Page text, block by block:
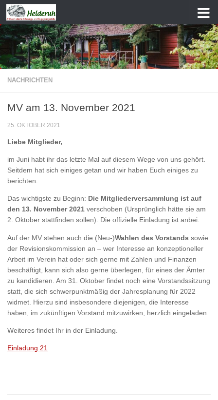
Zum Inhalt springen
NACHRICHTEN
MV am 13. November 2021
25. OKTOBER 2021
Liebe Mitglieder,
im Juni habt ihr das letzte Mal auf diesem Wege von uns gehört.
Seitdem hat sich einiges getan und wir haben Euch einiges zu
berichten.
Das wichtigste zu Beginn: Die Mitgliederversammlung ist auf
den 13. November 2021 verschoben (Ursprünglich hätte sie am
2. Oktober stattfinden sollen). Die offizielle Einladung ist anbei.
Auf der MV stehen auch die (Neu-)Wahlen des Vorstands sowie
der Revisionskommission an – wer Interesse an konzeptioneller
Arbeit im Verein hat oder sich gerne mit Zahlen und Finanzen
beschäftigt, kann sich also gerne überlegen, für eines der Ämter
zu kandidieren. Am 31. Oktober findet noch eine Vorstandssitzung
statt, die sich schwerpunktmäßig der Jahresplanung für 2022
widmet. Hierzu sind insbesondere diejenigen, die Interesse
haben, im zukünftigen Vorstand mitzuwirken, herzlich eingeladen.
Weiteres findet Ihr in der Einladung.
Einladung 21